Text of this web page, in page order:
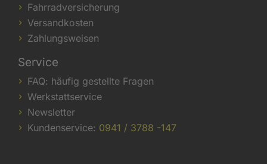
Fahrradversicherung
Versandkosten
Zahlungsweisen
Service
FAQ: häufig gestellte Fragen
Werkstattservice
Newsletter
Kundenservice: 0941 / 3788 -147